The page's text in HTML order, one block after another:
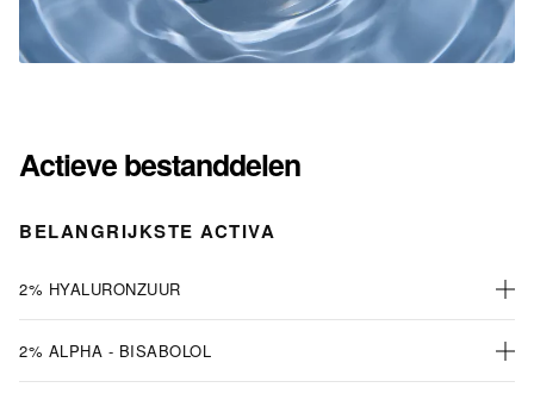
Actieve bestanddelen
BELANGRIJKSTE ACTIVA
2% HYALURONZUUR
2% ALPHA - BISABOLOL